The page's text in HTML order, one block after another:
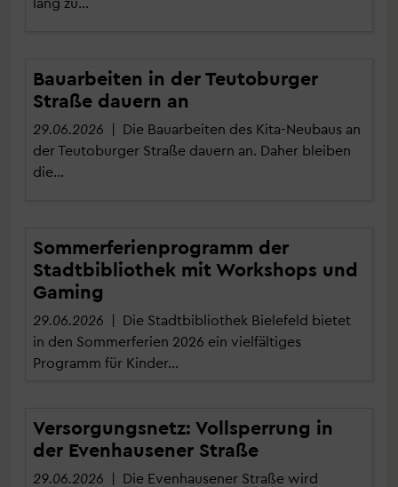
Bauarbeiten in der Teutoburger
Straße dauern an
29.06.2026 | Die Bauarbeiten des Kita-Neubaus an
der Teutoburger Straße dauern an. Daher bleiben
die…
Sommerferienprogramm der
Stadtbibliothek mit Workshops und
Gaming
29.06.2026 | Die Stadtbibliothek Bielefeld bietet
in den Sommerferien 2026 ein vielfältiges
Programm für Kinder…
Versorgungsnetz: Vollsperrung in
der Evenhausener Straße
29.06.2026 | Die Evenhausener Straße wird